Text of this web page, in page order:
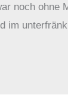
noch ohne
im